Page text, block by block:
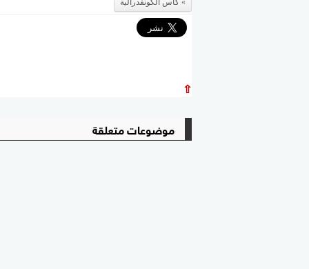
كاس الكونفدرالية
⇧
موضوعات متعلقة